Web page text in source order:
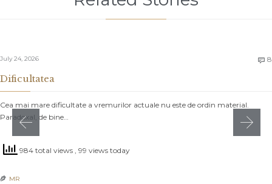
July 24, 2026  8
Dificultatea
Cea mai mare dificultate a vremurilor actuale nu este de ordin material.
Paradoxal, de bine…
984 total views , 99 views today
 MR